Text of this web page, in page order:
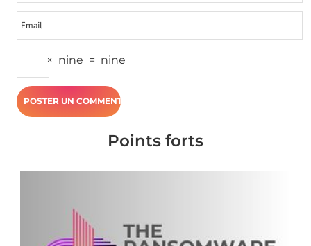
× nine = nine
Points forts